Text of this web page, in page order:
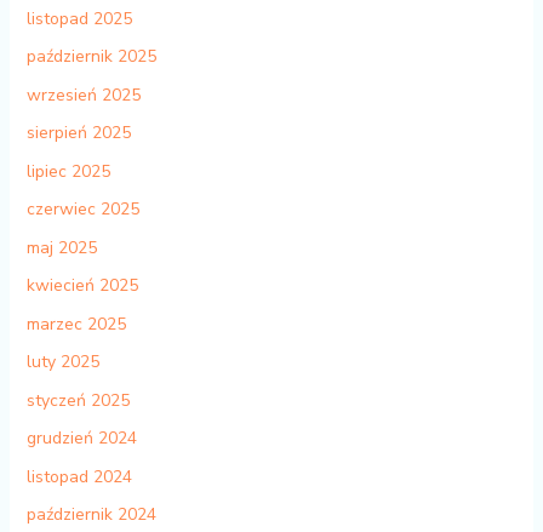
listopad 2025
październik 2025
wrzesień 2025
sierpień 2025
lipiec 2025
czerwiec 2025
maj 2025
kwiecień 2025
marzec 2025
luty 2025
styczeń 2025
grudzień 2024
listopad 2024
październik 2024